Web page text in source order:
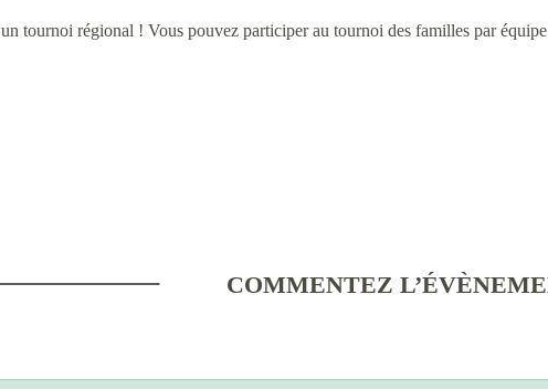
tournoi régional ! Vous pouvez participer au tournoi des familles par
COMMENTEZ